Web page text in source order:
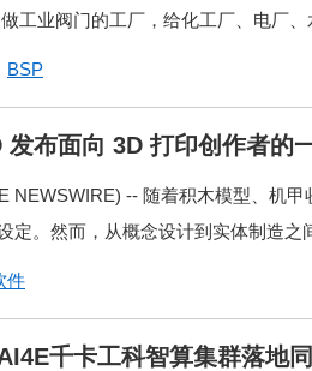
工业阀门的工厂，给化工厂、电厂、
BSP
发布面向 3D 打印创作者的
NEWSWIRE) -- 随着积木模型、机
定。然而，从概念设计到实体制造之
件
千卡工科智算集群落地